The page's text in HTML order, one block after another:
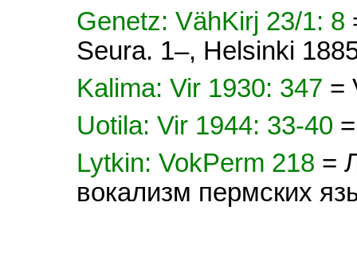
Genetz: VähKirj 23/1: 8
Seura. 1–, Helsinki
Kalima: Vir 1930: 347 =
Uotila: Vir 1944: 33-40
Lytkin: VokPerm 218 =
вокализм пермских